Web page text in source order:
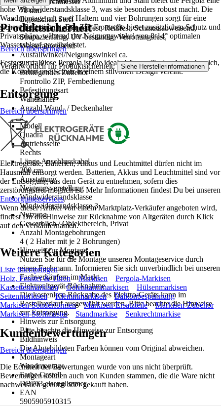
78 mm
Eigenschaft Stoff
Lichtbeständig, Regenfest, Reißfest, Schmutzabweisend,
Strapazierfähig, UV-beständig, Verrottungsfest,
Wasserabweisend
Ausfallwinkel/Neigungswinkel ca.
8 ° - 14 °
Beiliegendes Zubehör
Frontrollo ZIP, Fernbedienung
Befestigungsart
Wandhalter
Anzahl Wand- / Deckenhalter
2
Modell
Quadra
Antriebsseite
Rechts
Länge Anschlusskabel
300 cm
Ausstattung
Neigungsverstellung
Windwiderstandsklasse
Windwiderstandsklasse 3
Nutzung
Gewerblich / Objektbereich, Privat
Anzahl Montagebohrungen
4 ( 2 Halter mit je 2 Bohrungen)
Hinweis zur Montage
Nutzen Sie für die Montage unseren Montageservice durch
einen Fachmann. Informieren Sie sich unverbindlich bei unseren
Fachverkäufern im Markt.
Elektroaltgerät-Rücknahme
Die kostenlose Rückgabe des Elektro-Geräts kann im
Bestellverlauf ausgewählt werden. Bitte beachte die Hinweise
zur Entsorgung.
Hinweis zur Entsorgung
Bitte beachte die Hinweise zur Entsorgung
Bildhinweis
Die Abgebildeten Farben können vom Original abweichen.
Montageart
Wandmontage
Farbe Gestell
DB703 eisenglimmer
EAN
5905905910315
hohe Windwiderstandsklasse 3, was sie besonders robust macht. Die
Wandmontage mit zwei Haltern und vier Bohrungen sorgt für eine
sichere Befestigung. Das ZIP-Frontrollo bietet zusätzlichen Schutz und
Privatsphäre, während der Neigungswinkel von 8-14° optimalen
Wasserablauf gewährleistet.
Festgezurrt: Diese Pergola ist die ideale Lösung für den Außenbereich,
die Komfort und Schutz in einem stilvollen Design vereint.
Produktsicherheit
Bereich überspringen
Verantwortlich für Produktsicherheit: Siehe Herstellerinformationen .
Entsorgung
Bereich überspringen
Elektrogeräte, Batterien, Akkus und Leuchtmittel dürfen nicht im
Hausmüll entsorgt werden. Batterien, Akkus und Leuchtmittel sind vor
der Entsorgung aus dem Gerät zu entnehmen, sofern dies
zerstörungsfrei möglich ist. Mehr Informationen findest Du bei unseren
Entsorgungsservices.
Wenn dieser Artikel von einem Marktplatz-Verkäufer angeboten wird,
findest Du die Hinweise zur Rücknahme von Altgeräten durch Klick
auf den Verkäufernamen.
Weitere Kategorien
Liste überspringen
Holz, Fenster & Türen
Markisen
Pergola-Markisen
Kassettenmarkisen
Gelenkarmmarkisen
Hülsenmarkisen
Seitenmarkisen
Klemmmarkisen
Balkonbespannung
Markisen-Sonderformen
Markisen-Ersatzteile
Markisen-Zubehör
Markisen-Stoffmuster
Standmarkise Senkrechtmarkise
Kundenbewertungen
Bereich überspringen
Die Echtheit der Bewertungen wurde von uns nicht überprüft.
Bewertungen können auch von Kunden stammen, die die Ware nicht
nachweislich genutzt oder gekauft haben.